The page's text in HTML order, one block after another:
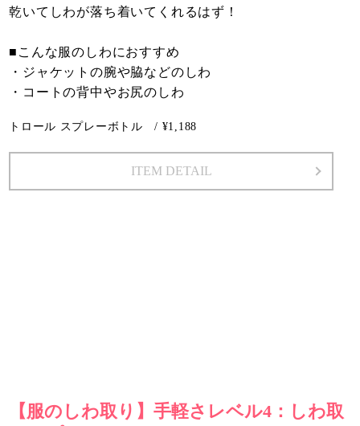
乾いてしわが落ち着いてくれるはず！
■こんな服のしわにおすすめ
・ジャケットの腕や脇などのしわ
・コートの背中やお尻のしわ
トロール スプレーボトル / ¥1,188
ITEM DETAIL
【服のしわ取り】手軽さレベル4：しわ取